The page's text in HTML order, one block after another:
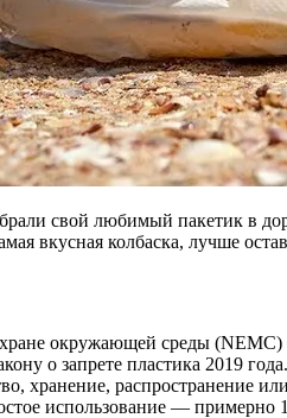
свой любимый пакетик в
вкусная колбаска, лучше
окружающей среды (NEMC)
о запрете пластика 2019
хранение, распространение
использование — примерно